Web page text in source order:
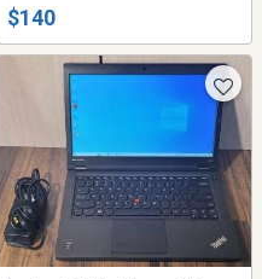
souris WiFi
$140